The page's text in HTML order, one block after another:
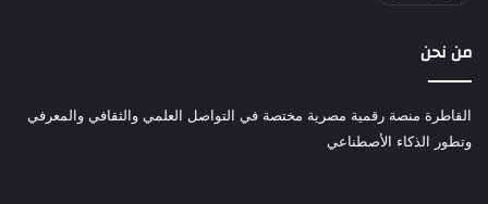
من نحن
القاطرة منصة رقمية مصرية مختصة في التواصل العلمي والثقافي والمعرفي
وتطور الذكاء الأصطناعي